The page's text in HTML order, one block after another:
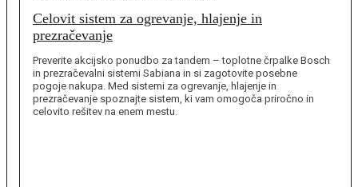
Celovit sistem za ogrevanje, hlajenje in
prezračevanje
Preverite akcijsko ponudbo za tandem – toplotne črpalke Bosch
in prezračevalni sistemi Sabiana in si zagotovite posebne
pogoje nakupa. Med sistemi za ogrevanje, hlajenje in
prezračevanje spoznajte sistem, ki vam omogoča priročno in
celovito rešitev na enem mestu.